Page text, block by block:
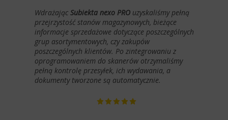
Wdrażając Subiekta nexo PRO uzyskaliśmy pełną
przejrzystość stanów magazynowych, bieżące
informacje sprzedażowe dotyczące poszczególnych
grup asortymentowych, czy zakupów
poszczególnych klientów. Po zintegrowaniu z
oprogramowaniem do skanerów otrzymaliśmy
pełną kontrolę przesyłek, ich wydawania, a
dokumenty tworzone są automatycznie.